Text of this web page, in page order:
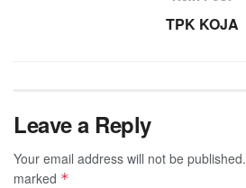
TPK KOJA
Leave a Reply
Your email address will not be published.
marked *